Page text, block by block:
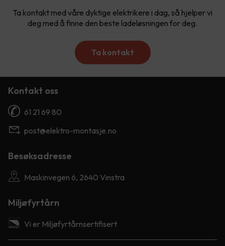
Ta kontakt med våre dyktige elektrikere i dag, så hjelper vi
deg med å finne den beste ladeløsningen for deg.
Ta kontakt
Kontakt oss
61 21 69 80
post@elektro-montasje.no
Besøksadresse
Maskinvegen 6, 2640 Vinstra
Miljøfyrtårn
Vi er Miljøfyrtårnsertifisert